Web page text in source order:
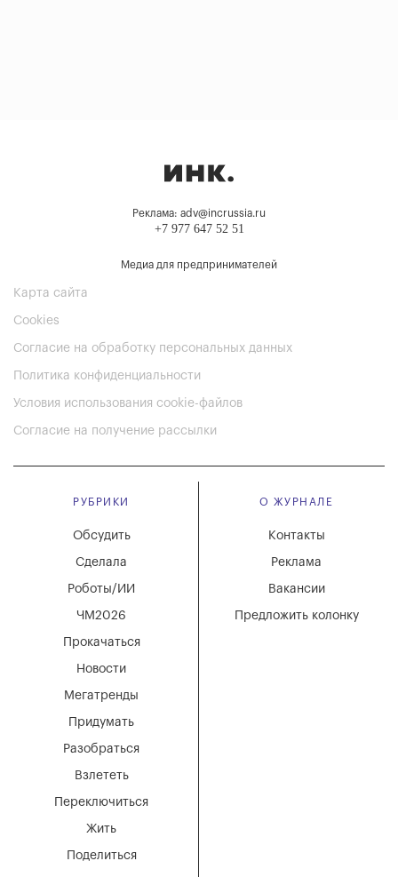
Реклама: adv@incrussia.ru
+7 977 647 52 51
Медиа для предпринимателей
Карта сайта
Cookies
Согласие на обработку персональных данных
Политика конфиденциальности
Условия использования cookie-файлов
Согласие на получение рассылки
РУБРИКИ
Мегатренды
Придумать
Разобраться
Взлететь
Новости
Переключиться
Жить
Поделиться
Обсудить
Сделала
Роботы/ИИ
ЧМ2026
Прокачаться
О ЖУРНАЛЕ
Вакансии
Реклама
Контакты
Предложить колонку